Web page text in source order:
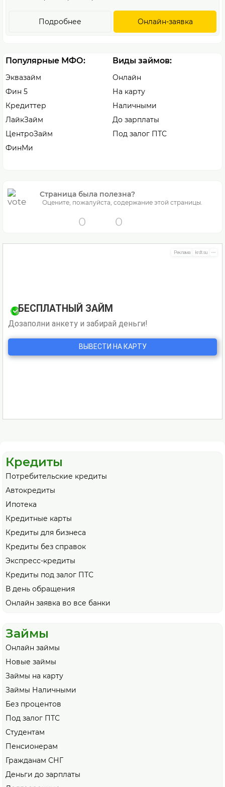
Онлайн-заявка
Подробнее
Популярные МФО:
Эквазайм
Фин 5
Кредиттер
ЛайкЗайм
ЦентроЗайм
ФинМи
Виды займов:
Онлайн
На карту
Наличными
До зарплаты
Под залог ПТС
Страница была полезна?
Оцените, пожалуйста, содержание этой страницы.
0 0
Кредиты
Потребительские кредиты
Автокредиты
Ипотека
Кредитные карты
Кредиты для бизнеса
Кредиты без справок
Экспресс-кредиты
Кредиты под залог ПТС
В день обращения
Онлайн заявка во все банки
Займы
Онлайн займы
Новые займы
Займы на карту
Займы Наличными
Без процентов
Под залог ПТС
Студентам
Пенсионерам
Гражданам СНГ
Деньги до зарплаты